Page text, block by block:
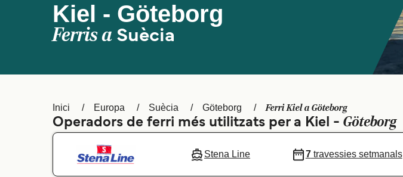
Kiel - Göteborg
Ferris a Suècia
Inici Europa Suècia Göteborg Ferri Kiel a Göteborg
Operadors de ferri més utilitzats per a Kiel - Göteborg
Stena Line 7travessies setmanals